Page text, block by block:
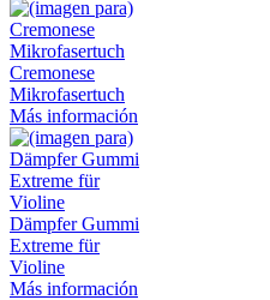
Cremonese
Mikrofasertuch
Más información
Dämpfer Gummi
Extreme für
Violine
Más información